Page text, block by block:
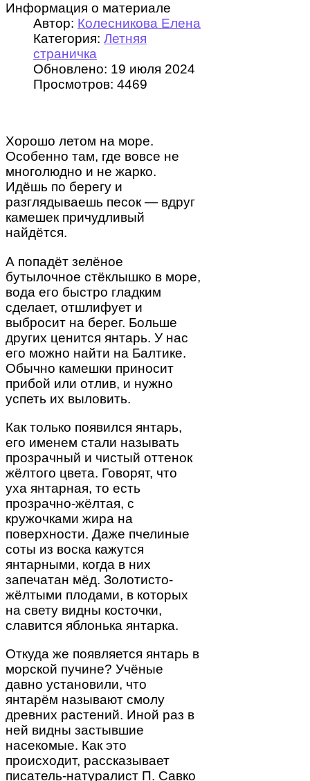
Информация о материале
Автор: Колесникова Елена
Категория: Летняя
страничка
Обновлено: 19 июля 2024
Просмотров: 4469
Хорошо летом на море.
Особенно там, где вовсе не
многолюдно и не жарко.
Идёшь по берегу и
разглядываешь песок — вдруг
камешек причудливый
найдётся.
А попадёт зелёное
бутылочное стёклышко в море,
вода его быстро гладким
сделает, отшлифует и
выбросит на берег. Больше
других ценится янтарь. У нас
его можно найти на Балтике.
Обычно камешки приносит
прибой или отлив, и нужно
успеть их выловить.
Как только появился янтарь,
его именем стали называть
прозрачный и чистый оттенок
жёлтого цвета. Говорят, что
уха янтарная, то есть
прозрачно-жёлтая, с
кружочками жира на
поверхности. Даже пчелиные
соты из воска кажутся
янтарными, когда в них
запечатан мёд. Золотисто-
жёлтыми плодами, в которых
на свету видны косточки,
славится яблонька янтарка.
Откуда же появляется янтарь в
морской пучине? Учёные
давно установили, что
янтарём называют смолу
древних растений. Иной раз в
ней видны застывшие
насекомые. Как это
происходит, рассказывает
писатель-натуралист П. Савко